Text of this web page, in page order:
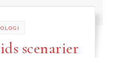
scenarier